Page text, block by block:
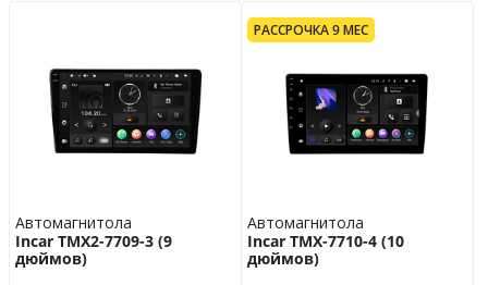
Автомагнитола
Incar TMX2-7709-3 (9
дюймов)
РАССРОЧКА 9 МЕС
Автомагнитола
Incar TMX-7710-4 (10
дюймов)